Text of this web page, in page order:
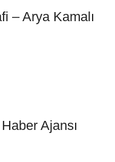
– Arya Kamalı
Ajansı